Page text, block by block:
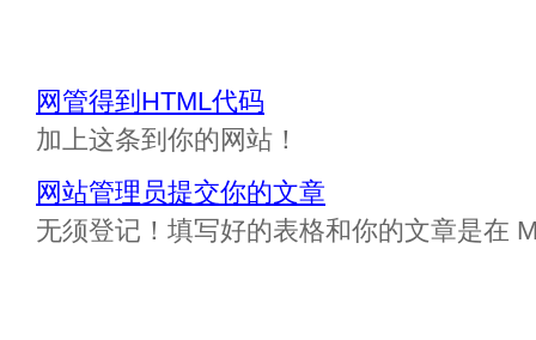
网管得到HTML代码
加上这条到你的网站！
网站管理员提交你的文章
无须登记！填写好的表格和你的文章是在